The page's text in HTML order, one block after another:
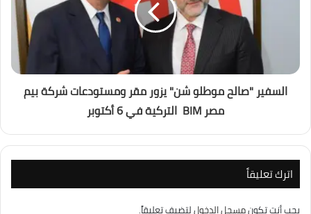
السفير "صالح موطلو شن" يزور مقر ومستودعات شركة بيم
‏مصر‎ BIM ‎ التركية في 6 أكتوبر‎
اترك تعليقاً
يجب أنت تكونمسجل الدخوللتضيف تعليقاً.